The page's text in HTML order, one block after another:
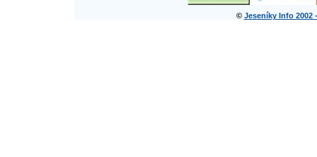
© Jeseníky Info 2002